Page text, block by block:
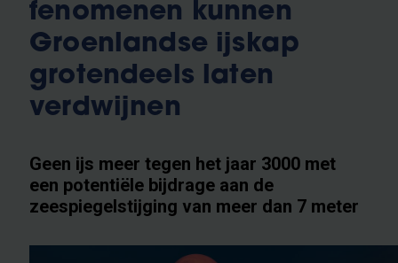
fenomenen kunnen
Groenlandse ijskap
grotendeels laten
verdwijnen
Geen ijs meer tegen het jaar 3000 met
een potentiële bijdrage aan de
zeespiegelstijging van meer dan 7 meter